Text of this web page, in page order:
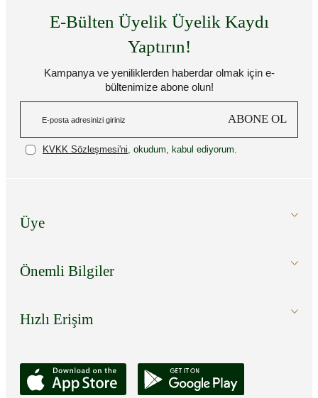
E-Bülten Üyelik Üyelik Kaydı
Yaptırın!
Kampanya ve yeniliklerden haberdar olmak için e-
bültenimize abone olun!
ABONE OL
KVKK Sözleşmesi'ni , okudum, kabul ediyorum.
Üye
Önemli Bilgiler
Hızlı Erişim